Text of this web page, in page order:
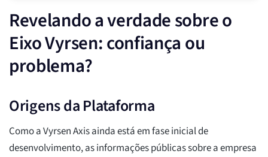
Revelando a verdade sobre o
Eixo Vyrsen: confiança ou
problema?
Origens da Plataforma
Como a Vyrsen Axis ainda está em fase inicial de
desenvolvimento, as informações públicas sobre a empresa